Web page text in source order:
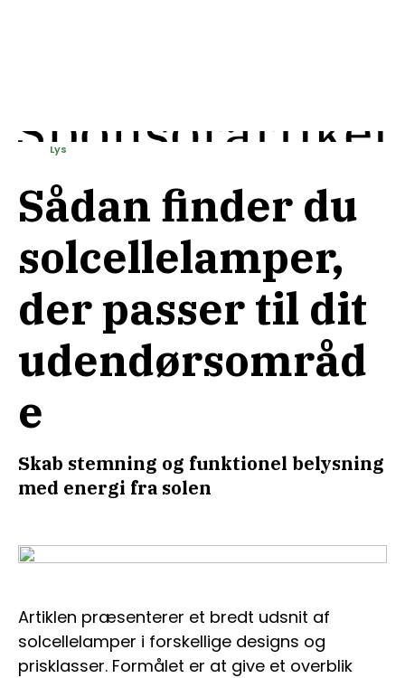
Sådan finder du
solcellelamper,
der passer til dit
udendørsområd
e
Skab stemning og funktionel belysning
med energi fra solen
Lys
Artiklen præsenterer et bredt udsnit af
solcellelamper i forskellige designs og
prisklasser. Formålet er at give et overblik